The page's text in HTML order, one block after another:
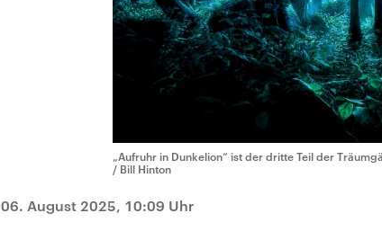
„Aufruhr in Dunkelion“ ist der dritte Teil der
/ Bill Hinton
06. August 2025, 10:09 Uhr